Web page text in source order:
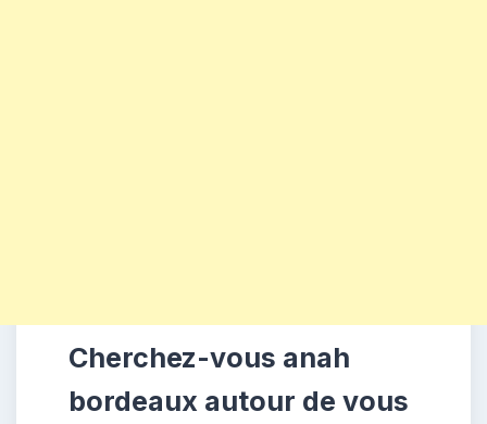
Cherchez-vous anah
bordeaux autour de vous